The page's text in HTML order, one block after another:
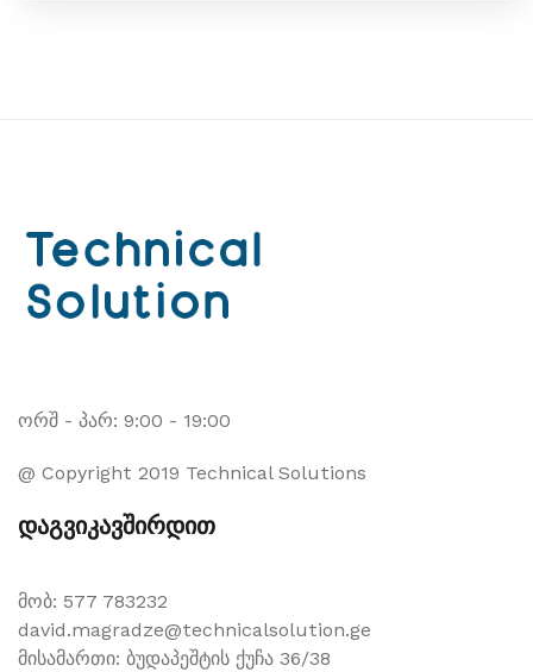
ორშ - პარ: 9:00 - 19:00
@ Copyright 2019 Technical Solutions
დაგვიკავშირდით
მობ: 577 783232
david.magradze@technicalsolution.ge
მისამართი: ბუდაპეშტის ქუჩა 36/38